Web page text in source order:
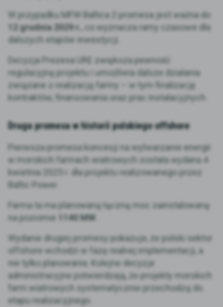
W przypadku MFW Baltica 2 promesa jest ważna do
12 grudnia 2029 r.
, co wyznacza ramy czasowe dla
dalszych etapów inwestycji.
Decyzja Prezesa URE zwiększa pewność
regulacyjną projektu i umożliwia dalsze działania
związane z realizacją farmy – w tym finalizację
kontraktów, finansowania oraz prac instalacyjnych.
Druga promesa w historii polskiego offshore
Pierwsza promesa koncesji na wytwarzanie energii
w morskich farmach wiatrowych została wydana 4
kwietnia 2025 r. dla projektu realizowanego przez
Baltic Power.
Farma ta ma planowaną łączną moc zainstalowaną
na poziomie
1140 MW
Wydanie drugiej promesy pokazuje, że polski sektor
offshore wchodzi w fazę realnej implementacji, a
nie tylko planowania. Kolejne decyzje
administracyjne potwierdzają, że projekty morskich
farm wiatrowych systematycznie przechodzą do
etapu realizacyjnego.